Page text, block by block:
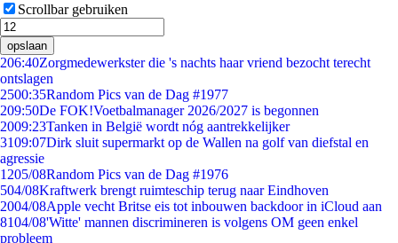
Scrollbar gebruiken
opslaan
206:40Zorgmedewerkster die 's nachts haar vriend bezocht terecht
ontslagen
2500:35Random Pics van de Dag #1977
209:50De FOK!Voetbalmanager 2026/2027 is begonnen
2009:23Tanken in België wordt nóg aantrekkelijker
3109:07Dirk sluit supermarkt op de Wallen na golf van diefstal en
agressie
1205/08Random Pics van de Dag #1976
504/08Kraftwerk brengt ruimteschip terug naar Eindhoven
2004/08Apple vecht Britse eis tot inbouwen backdoor in iCloud aan
8104/08'Witte' mannen discrimineren is volgens OM geen enkel
probleem